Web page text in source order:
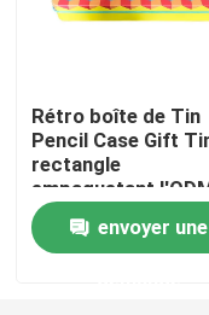
Chocolat Tin Box
Bidons en vrac de
Rétro boîte de Tin
Pencil Case Gift
rectangle
empaquetant
d'OEM
envoyer une